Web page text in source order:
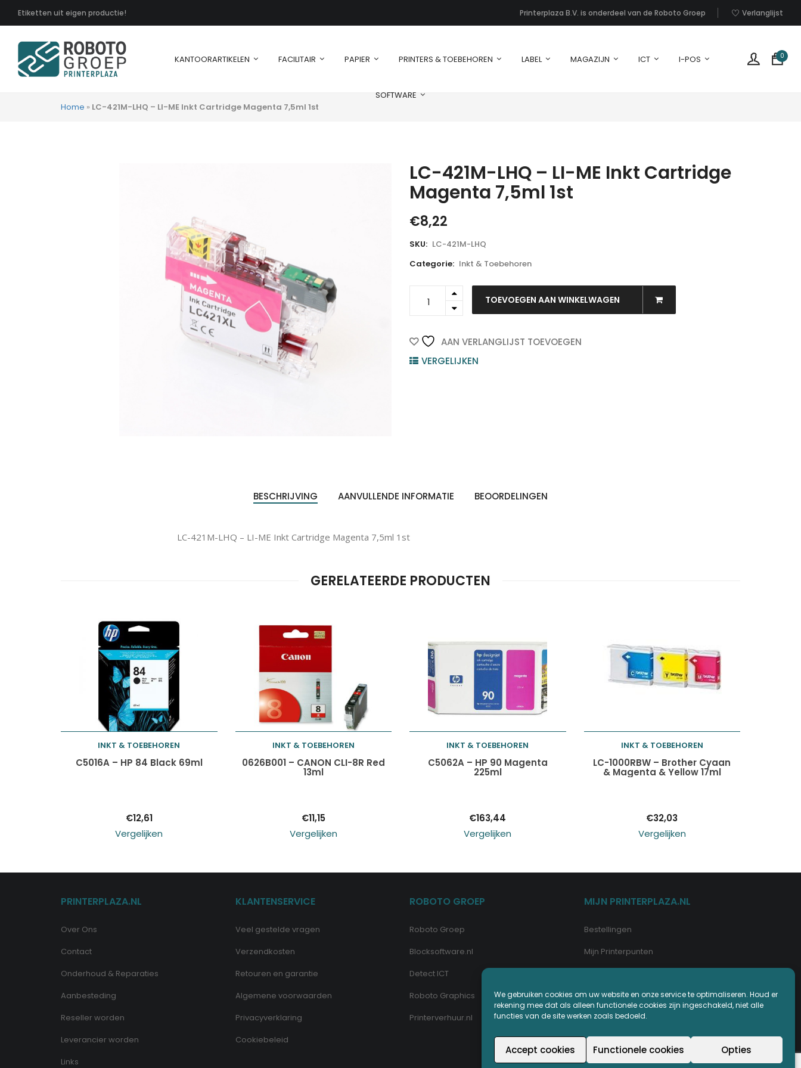
We gebruiken cookies om uw website en onze service te optimaliseren. Houd er
rekening mee dat als alleen functionele cookies zijn ingeschakeld, niet alle
functies van de site werken zoals bedoeld.
Accept cookies Functionele cookies Opties
Etiketten uit eigen productie! Printerplaza B.V. is onderdeel van de Roboto Groep Verlanglijst
0
KANTOORARTIKELEN FACILITAIR PAPIER PRINTERS & TOEBEHOREN LABEL MAGAZIJN ICT I-POS
SOFTWARE
Home » LC-421M-LHQ – LI-ME Inkt Cartridge Magenta 7,5ml 1st
LC-421M-LHQ – LI-ME Inkt Cartridge
Magenta 7,5ml 1st
€8,22
SKU: LC-421M-LHQ
Categorie: Inkt & Toebehoren
421M-
LI-
Inkt
TOEVOEGEN AAN WINKELWAGEN
AAN VERLANGLIJST TOEVOEGEN
VERGELIJKEN
BESCHRIJVING AANVULLENDE INFORMATIE BEOORDELINGEN
LC-421M-LHQ – LI-ME Inkt Cartridge Magenta 7,5ml 1st
GERELATEERDE PRODUCTEN
Toevoegen aan
INKT & TOEBEHOREN
C5016A – HP 84 Black 69ml
€12,61
Vergelijken
Toevoegen aan
INKT & TOEBEHOREN
0626B001 – CANON CLI-8R Red
13ml
€11,15
Vergelijken
Toevoegen aan
INKT & TOEBEHOREN
C5062A – HP 90 Magenta
225ml
€163,44
Vergelijken
Toevoegen aan
INKT & TOEBEHOREN
LC-1000RBW – Brother Cyaan
& Magenta & Yellow 17ml
€32,03
Vergelijken
PRINTERPLAZA.NL
Over Ons
Contact
Onderhoud & Reparaties
Aanbesteding
Reseller worden
Leverancier worden
Links
KLANTENSERVICE
Veel gestelde vragen
Verzendkosten
Retouren en garantie
Algemene voorwaarden
Privacyverklaring
Cookiebeleid
ROBOTO GROEP
Roboto Groep
Blocksoftware.nl
Detect ICT
Roboto Graphics
Printerverhuur.nl
MIJN PRINTERPLAZA.NL
Bestellingen
Mijn Printerpunten
Wachtwoord vergeten
Producten
zoeken